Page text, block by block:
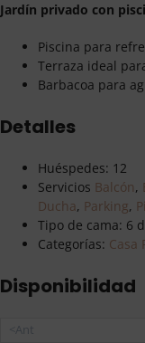
Jardín privado con
Piscina para
Terraza ideal
Barbacoa para
Detalles
Huéspedes: 12
Servicios Balcón,
Ducha, Parking,
Tipo de cama: 6
Categorías: Casa
Disponibilidad
<Ant